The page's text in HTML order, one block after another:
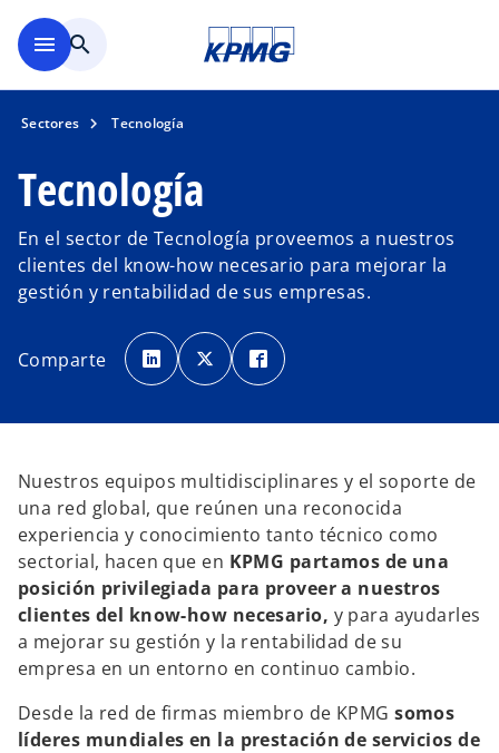
menu search
Sectores Tecnología
Tecnología
En el sector de Tecnología proveemos a nuestros
clientes del know-how necesario para mejorar la
gestión y rentabilidad de sus empresas.
Comparte e
a
b
p
s
a
a
u
v
a
e
a
b
a
p
s
a
ñ
a
u
v
e
a
a
p
s
a
a
n
u
v
a
Nuestros equipos multidisciplinares y el soporte de
una red global, que reúnen una reconocida
experiencia y conocimiento tanto técnico como
sectorial, hacen que en KPMG partamos de una
posición privilegiada para proveer a nuestros
clientes del know-how necesario, y para ayudarles
a mejorar su gestión y la rentabilidad de su
empresa en un entorno en continuo cambio.
Desde la red de firmas miembro de KPMGsomos
líderes mundiales en la prestación de servicios de